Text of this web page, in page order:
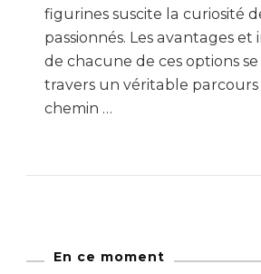
figurines suscite la curiosité
passionnés. Les avantages
de chacune de ces options
travers un véritable parcours
chemin …
En ce moment